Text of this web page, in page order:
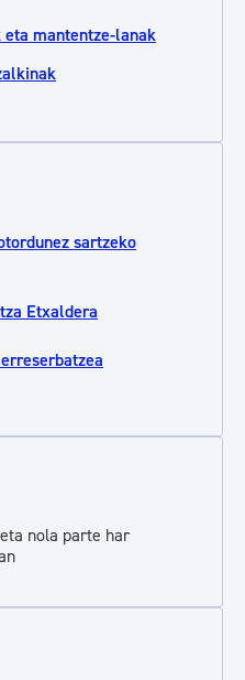
mantentze-lanak
sartzeko
Etxaldera
nola parte har